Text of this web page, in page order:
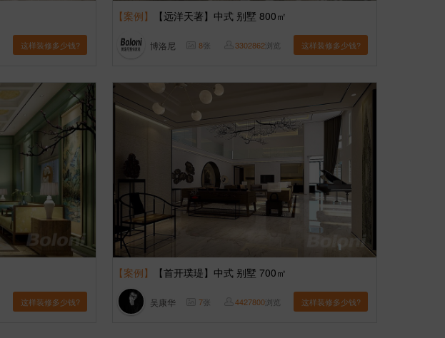
这样装修多少钱?
【案例】 【远洋天著】中式 别墅 800㎡
博洛尼 8张 3302862浏览 这样装修多少钱?
这样装修多少钱?
【案例】 【首开璞瑅】中式 别墅 700㎡
吴康华 7张 4427800浏览 这样装修多少钱?